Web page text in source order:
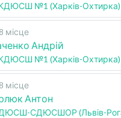
№1 (Харків-Охтирка)
місце
Андрій
№1 (Харків-Охтирка)
місце
Антон
СДЮСШОР (Львів-